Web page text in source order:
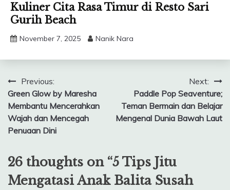
Kuliner Cita Rasa Timur di Resto Sari
Gurih Beach
November 7, 2025 Nanik Nara
Post
navigation
Previous:
Green Glow by Maresha
Membantu Mencerahkan
Wajah dan Mencegah
Penuaan Dini
Next:
Paddle Pop Seaventure;
Teman Bermain dan Belajar
Mengenal Dunia Bawah Laut
26 thoughts on “5 Tips Jitu
Mengatasi Anak Balita Susah